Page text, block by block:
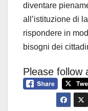
diventare
all’istituzione di
rispondere in
bisogni dei
Please follow